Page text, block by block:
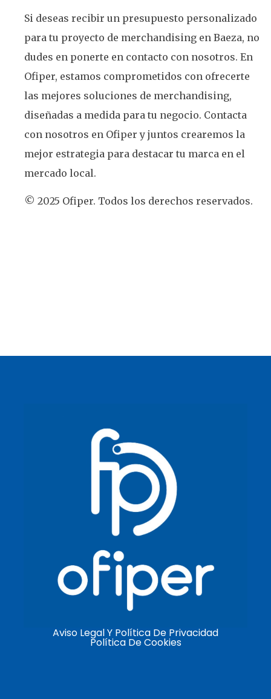
Si deseas recibir un presupuesto personalizado
para tu proyecto de merchandising en Baeza, no
dudes en ponerte en contacto con nosotros. En
Ofiper, estamos comprometidos con ofrecerte
las mejores soluciones de merchandising,
diseñadas a medida para tu negocio. Contacta
con nosotros en Ofiper y juntos crearemos la
mejor estrategia para destacar tu marca en el
mercado local.
© 2025 Ofiper. Todos los derechos reservados.
Aviso Legal Y Política De Privacidad
Política De Cookies